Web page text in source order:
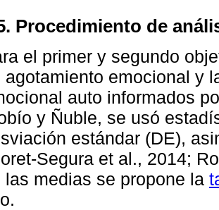
Procedimiento de
el primer y segundo
agotamiento emocional y
auto informados
y Ñuble, se usó
estándar (DE),
Segura et al., 2014;
las medias se propone la